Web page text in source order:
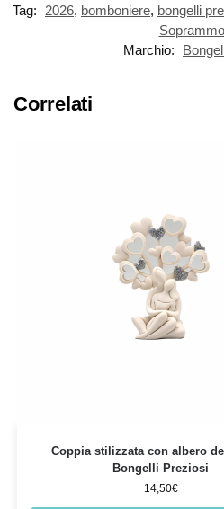
Tag:
2026, bomboniere, bongelli
Marchio:
Correlati
Coppia stilizzata con albero
Bongelli Preziosi
14,50€